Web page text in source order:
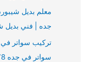
معلم بديل
جده | فني بديل شيبورد
تركيب سواتر
سواتر في جده 0504859678